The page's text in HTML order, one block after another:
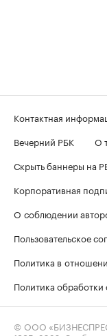
Контактная
Вечерний РБК
О
Скрыть баннеры на
Корпоративная
О соблюдении
Пользовательское
Политика в
Политика
© ООО